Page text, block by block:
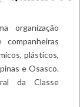
organização
plásticos,
e Osasco.
da Classe